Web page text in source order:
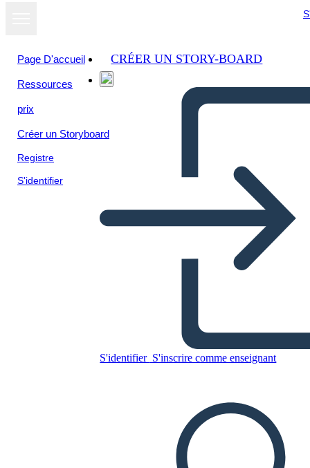
Page D'accueil
Ressources
prix
Créer un Storyboard
Registre
S'identifier
CRÉER UN STORY-BOARD
S'identifier S'inscrire comme enseignant
La Strada per Diventare
Presidente
Copiez ce storyboard
CRÉER UN STORYBOARD
LIRE LE DIAPORAMA